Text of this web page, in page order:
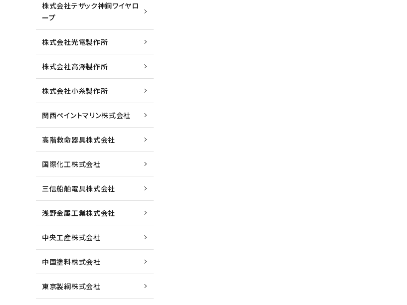
株式会社テザック神鋼ワイヤロ
ープ
株式会社光電製作所
株式会社高澤製作所
株式会社小糸製作所
関西ペイントマリン株式会社
高階救命器具株式会社
国際化工株式会社
三信船舶電具株式会社
浅野金属工業株式会社
中央工産株式会社
中国塗料株式会社
東京製綱株式会社